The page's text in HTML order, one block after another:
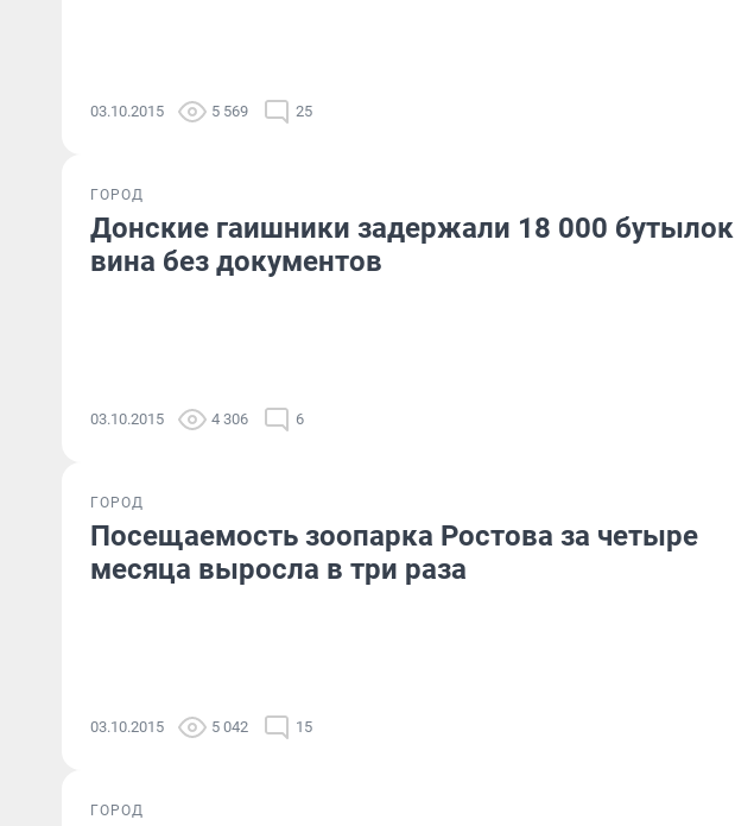
03.10.2015 5 569 25
ГОРОД
Донские гаишники задержали 18 000 бутылок
вина без документов
03.10.2015 4 306 6
ГОРОД
Посещаемость зоопарка Ростова за четыре
месяца выросла в три раза
03.10.2015 5 042 15
ГОРОД